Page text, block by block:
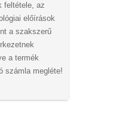
feltétele, az
előírások
a szakszerű
a termék
számla megléte!